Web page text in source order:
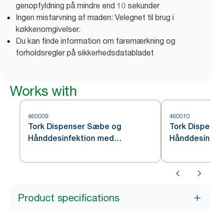
genopfyldning på mindre end 10 sekunder
Ingen misfarvning af maden: Velegnet til brug i
køkkenomgivelser.
Du kan finde information om faremærkning og
forholdsregler på sikkerhedsdatabladet
Works with
460009
Tork Dispenser Sæbe og
Hånddesinfektion med
S4
460010
Tork
Product specifications